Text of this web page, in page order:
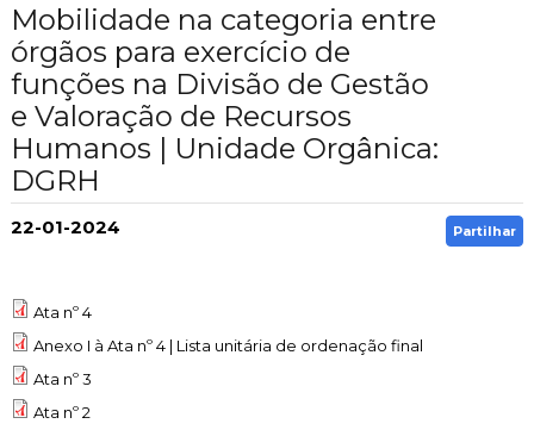
SOBRE CASCAIS:
História
Gastronomia
Brasão de Cascais
Arquivo Historico
Recursos educativos - história e património
GOVERNO LOCAL:
Assembleia Municipal
Câmara Municipal
Gestão administrativa e financeira
Projetos Cofinanciados
Planeamento Estratégico
Reabilitação urbana
Urbanismo
FREGUESIAS:
Alcabideche
Carcavelos e Parede
EMPRESAS MUNICIPAIS:
Cascais Próxima
Economia & Inovação
Governação
Mobilidade
Jornal C
Agenda do executivo
VIVER
VISITAR
Mobilidade na categoria entre
órgãos para exercício de
funções na Divisão de Gestão
e Valoração de Recursos
Humanos | Unidade Orgânica:
DGRH
22-01-2024 Partilhar
Ata nº 4
Anexo I à Ata nº 4 | Lista unitária de ordenação final
Ata nº 3
Ata nº 2